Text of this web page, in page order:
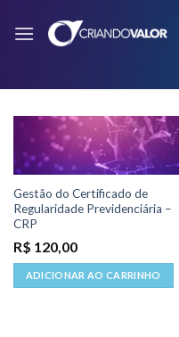
Gestão do Certificado de
Regularidade Previdenciária –
CRP
R$ 120,00
ADICIONAR AO CARRINHO